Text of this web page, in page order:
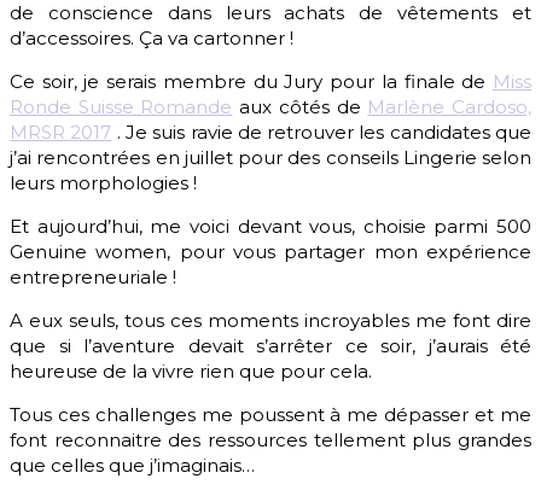
de conscience dans leurs achats de vêtements et
d’accessoires. Ça va cartonner !
Ce soir, je serais membre du Jury pour la finale de Miss
Ronde Suisse Romande aux côtés de Marlène Cardoso,
MRSR 2017 . Je suis ravie de retrouver les candidates que
j’ai rencontrées en juillet pour des conseils Lingerie selon
leurs morphologies !
Et aujourd’hui, me voici devant vous, choisie parmi 500
Genuine women, pour vous partager mon expérience
entrepreneuriale !
A eux seuls, tous ces moments incroyables me font dire
que si l’aventure devait s’arrêter ce soir, j’aurais été
heureuse de la vivre rien que pour cela.
Tous ces challenges me poussent à me dépasser et me
font reconnaitre des ressources tellement plus grandes
que celles que j’imaginais…